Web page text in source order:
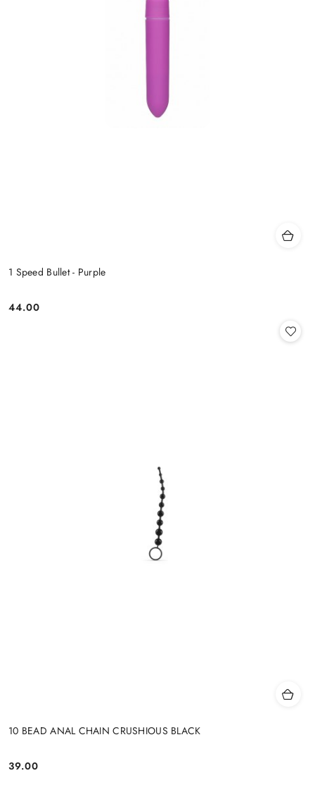
1 Speed Bullet - Purple
Cena:
44.00
10 BEAD ANAL CHAIN CRUSHIOUS BLACK
Cena:
39.00